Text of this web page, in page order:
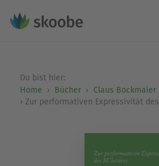
Du bist hier:
Home
Bücher
Claus Bockmaier
Zur performativen Expressivität